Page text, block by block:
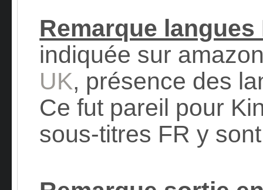
Remarque langues
indiquée sur
UK, présence des
Ce fut pareil pour
sous-titres FR y